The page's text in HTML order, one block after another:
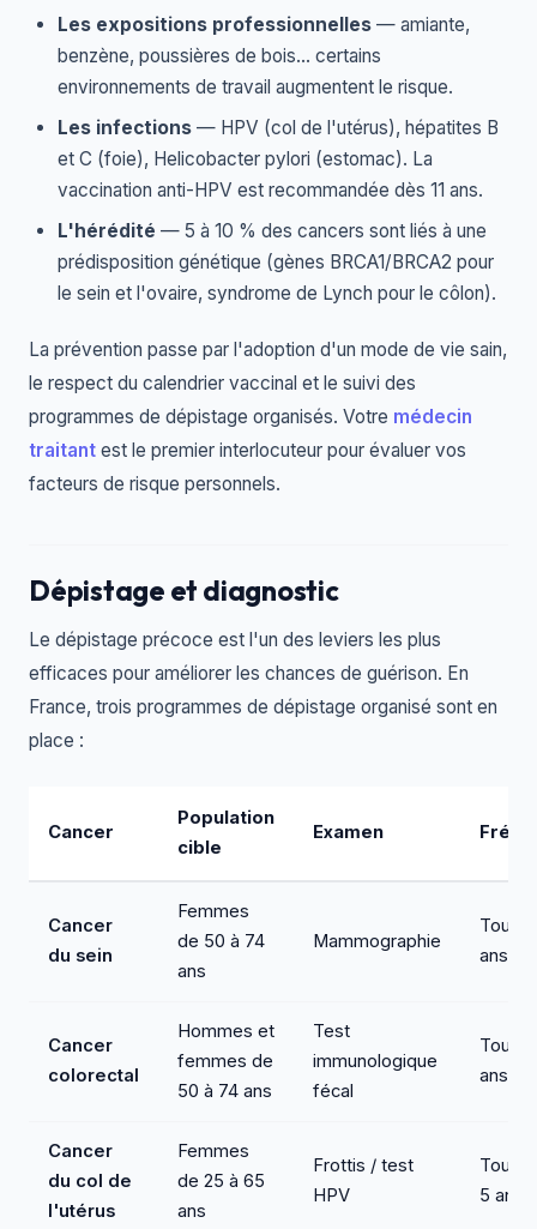
Les expositions professionnelles — amiante,
benzène, poussières de bois… certains
environnements de travail augmentent le risque.
Les infections — HPV (col de l'utérus), hépatites B
et C (foie), Helicobacter pylori (estomac). La
vaccination anti-HPV est recommandée dès 11 ans.
L'hérédité — 5 à 10 % des cancers sont liés à une
prédisposition génétique (gènes BRCA1/BRCA2 pour
le sein et l'ovaire, syndrome de Lynch pour le côlon).
La prévention passe par l'adoption d'un mode de vie sain,
le respect du calendrier vaccinal et le suivi des
programmes de dépistage organisés. Votre médecin
traitant est le premier interlocuteur pour évaluer vos
facteurs de risque personnels.
Dépistage et diagnostic
Le dépistage précoce est l'un des leviers les plus
efficaces pour améliorer les chances de guérison. En
France, trois programmes de dépistage organisé sont en
place :
Cancer
Population
cible
Examen
Cancer
du sein
Femmes
de 50 à 74
ans
Mammographie
Tous
ans
Cancer
colorectal
Hommes et
femmes de
50 à 74 ans
Test
immunologique
fécal
Tous
ans
Cancer
du col de
l'utérus
Femmes
de 25 à 65
ans
Frottis / test
HPV
Tous
5 ans